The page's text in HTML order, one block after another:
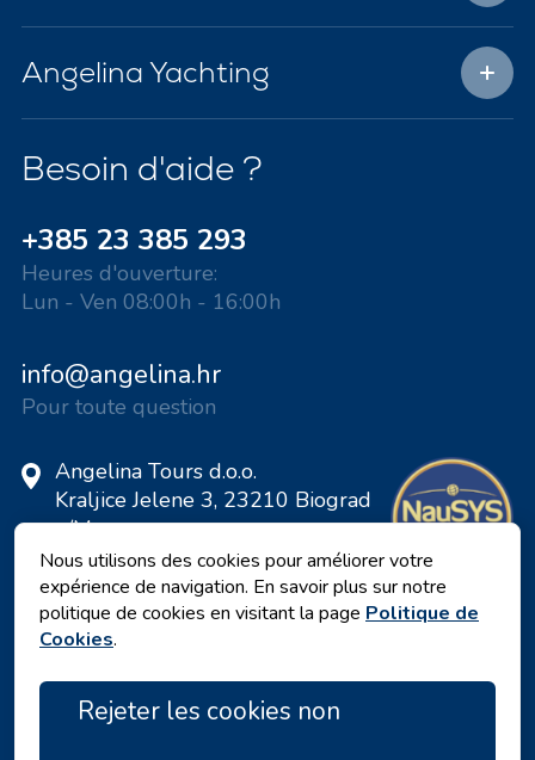
Angelina Yachting
Besoin d'aide ?
+385 23 385 293
Heures d'ouverture:
Lun - Ven 08:00h - 16:00h
info@angelina.hr
Pour toute question
Angelina Tours d.o.o.
Kraljice Jelene 3, 23210 Biograd
n/M
Croatie
Numéro de TVA: 20598733460
ID: HR-AB-23-060130534, MB:
0650676
Nous utilisons des cookies pour améliorer votre
expérience de navigation. En savoir plus sur notre
politique de cookies en visitant la page Politique de
Cookies.
Rejeter les cookies non